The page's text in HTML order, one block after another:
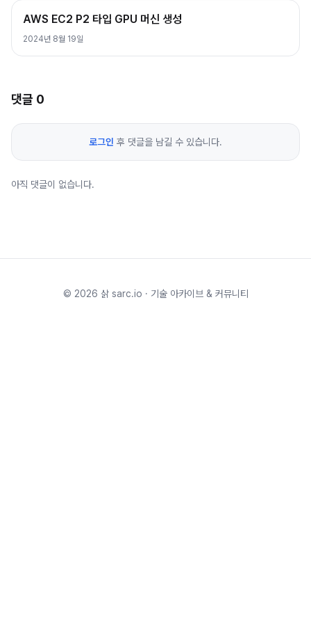
AWS EC2 P2 타입 GPU 머신 생성
2024년 8월 19일
댓글 0
로그인 후 댓글을 남길 수 있습니다.
아직 댓글이 없습니다.
© 2026 삵 sarc.io · 기술 아카이브 & 커뮤니티